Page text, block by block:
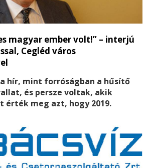
magyar ember volt!” – interjú
Cegléd város
hír, mint forróságban a hűsítő
és persze voltak, akik
érték meg azt, hogy 2019.
Csáky András lesz!